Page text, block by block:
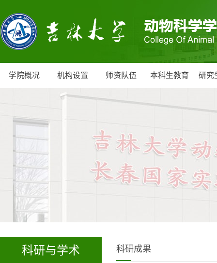
学院概况 机构设置 师资队伍 本科生教育 研究
科研与学术 科研成果